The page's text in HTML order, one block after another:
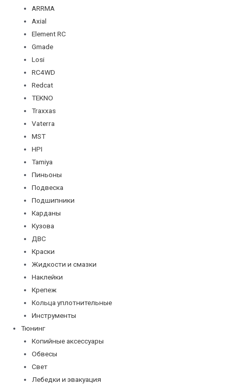
ARRMA
Axial
Element RC
Gmade
Losi
RC4WD
Redcat
TEKNO
Traxxas
Vaterra
MST
HPI
Tamiya
Пиньоны
Подвеска
Подшипники
Карданы
Кузова
ДВС
Краски
Жидкости и смазки
Наклейки
Крепеж
Кольца уплотнительные
Инструменты
Тюнинг
Копийные аксессуары
Обвесы
Свет
Лебедки и эвакуация